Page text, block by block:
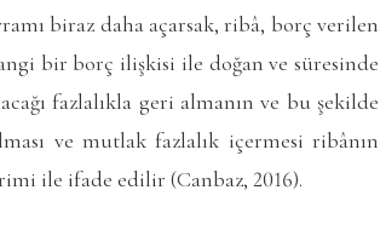
biraz daha açarsak, ribâ, borç verilen
bir borç ilişkisi ile doğan ve süresinde
fazlalıkla geri almanın ve bu şekilde
ve mutlak fazlalık içermesi ribânın
ile ifade edilir (Canbaz, 2016).